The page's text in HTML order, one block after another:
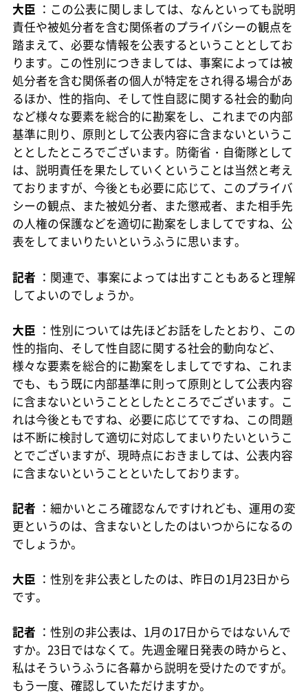
大臣 ：この公表に関しましては、なんといっても説明
責任や被処分者を含む関係者のプライバシーの観点を
踏まえて、必要な情報を公表するということとしてお
ります。この性別につきましては、事案によっては被
処分者を含む関係者の個人が特定をされ得る場合があ
るほか、性的指向、そして性自認に関する社会的動向
など様々な要素を総合的に勘案をし、これまでの内部
基準に則り、原則として公表内容に含まないというこ
ととしたところでございます。防衛省・自衛隊として
は、説明責任を果たしていくということは当然と考え
ておりますが、今後とも必要に応じて、このプライバ
シーの観点、また被処分者、また懲戒者、また相手先
の人権の保護などを適切に勘案をしましてですね、公
表をしてまいりたいというふうに思います。
記者 ：関連で、事案によっては出すこともあると理解
してよいのでしょうか。
大臣 ：性別については先ほどお話をしたとおり、この
性的指向、そして性自認に関する社会的動向など、
様々な要素を総合的に勘案をしましてですね、これま
でも、もう既に内部基準に則って原則として公表内容
に含まないということとしたところでございます。こ
れは今後ともですね、必要に応じてですね、この問題
は不断に検討して適切に対応してまいりたいというこ
とでございますが、現時点におきましては、公表内容
に含まないということといたしております。
記者 ：細かいところ確認なんですけれども、運用の変
更というのは、含まないとしたのはいつからになるの
でしょうか。
大臣 ：性別を非公表としたのは、昨日の1月23日から
です。
記者 ：性別の非公表は、1月の17日からではないんで
すか。23日ではなくて。先週金曜日発表の時からと、
私はそういうふうに各幕から説明を受けたのですが。
もう一度、確認していただけますか。